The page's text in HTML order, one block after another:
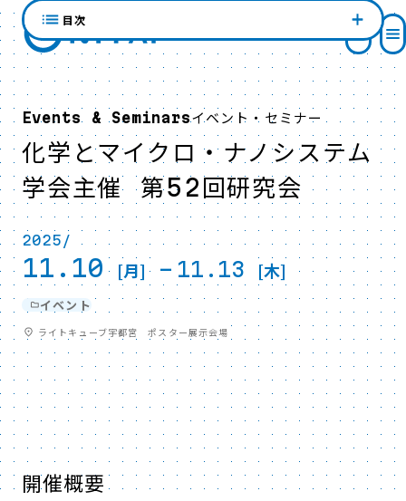
Events & Seminarsイベント・セミナー
化学とマイクロ・ナノシステム
学会主催 第52回研究会
2025/
11.10 [月] - 11.13 [木]
イベント
ライトキューブ宇都宮 ポスター展示会場
開催概要
目次